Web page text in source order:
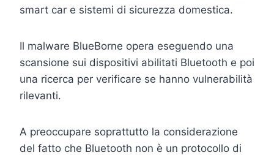
smart car e sistemi di sicurezza domestica.
Il malware BlueBorne opera eseguendo una
scansione sui dispositivi abilitati Bluetooth e poi
una ricerca per verificare se hanno vulnerabilità
rilevanti.
A preoccupare soprattutto la considerazione
del fatto che Bluetooth non è un protocollo di